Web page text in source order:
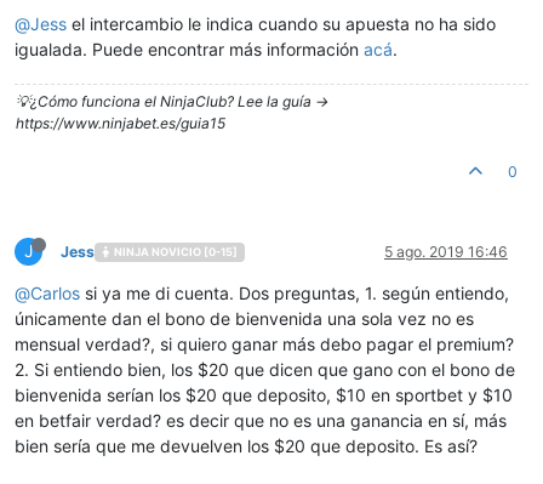
@Jess el intercambio le indica cuando su apuesta no ha sido
igualada. Puede encontrar más información acá.
💡¿Cómo funciona el NinjaClub? Lee la guía ->
https://www.ninjabet.es/guia15
0
J Jess NINJA NOVICIO [0-15] 5 ago. 2019 16:46
@Carlos si ya me di cuenta. Dos preguntas, 1. según entiendo,
únicamente dan el bono de bienvenida una sola vez no es
mensual verdad?, si quiero ganar más debo pagar el premium?
2. Si entiendo bien, los $20 que dicen que gano con el bono de
bienvenida serían los $20 que deposito, $10 en sportbet y $10
en betfair verdad? es decir que no es una ganancia en sí, más
bien sería que me devuelven los $20 que deposito. Es así?